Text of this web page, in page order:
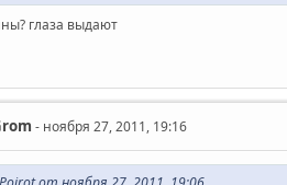
глаза выдают
- ноября 27, 2011, 19:16